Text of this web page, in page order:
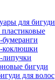
для бигуди
бумеранги
коклюшки
липучки
бигуди
для волос